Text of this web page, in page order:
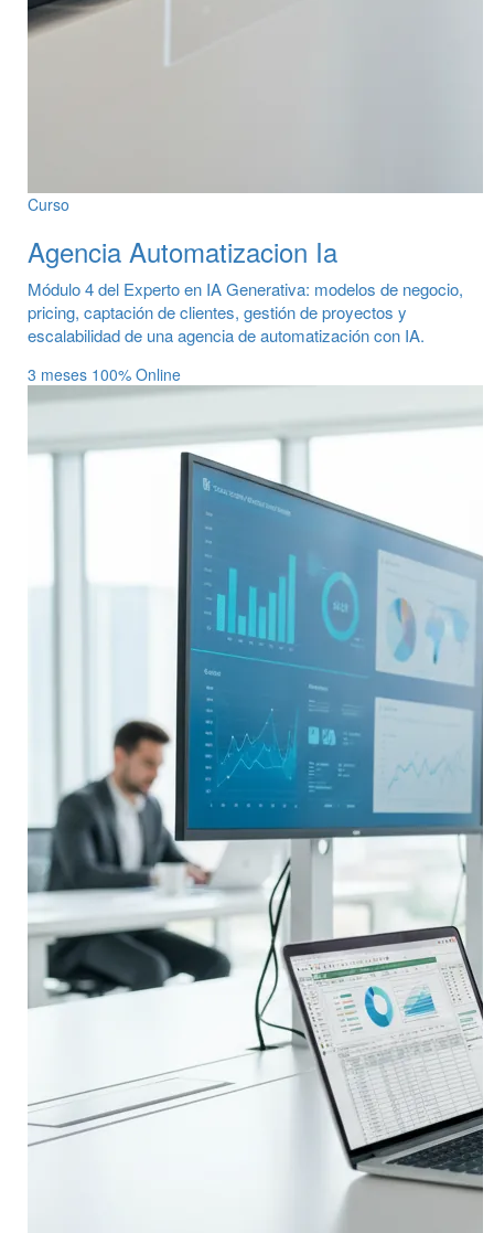
Curso
Agencia Automatizacion Ia
Módulo 4 del Experto en IA Generativa: modelos de negocio,
pricing, captación de clientes, gestión de proyectos y
escalabilidad de una agencia de automatización con IA.
3 meses 100% Online